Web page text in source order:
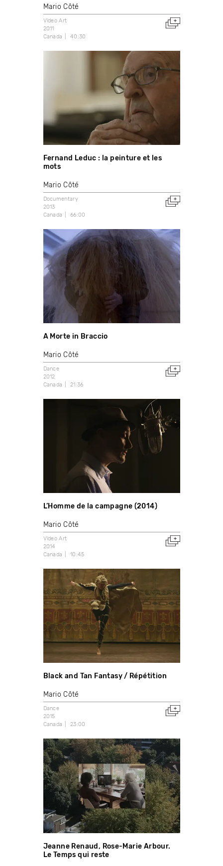
Mario Côté
Video Art
2011
Canada
40:30
Fernand Leduc : la peinture et les
mots
Mario Côté
Documentary
2013
Canada
66:00
A Morte in Braccio
Mario Côté
Dance
2012
Canada
21:36
L’Homme de la campagne (2014)
Mario Côté
Video Art
2014
Canada
10:45
Black and Tan Fantasy / Répétition
Mario Côté
Dance
2015
Canada
23:00
Jeanne Renaud, Rose-Marie Arbour.
Le Temps qui reste